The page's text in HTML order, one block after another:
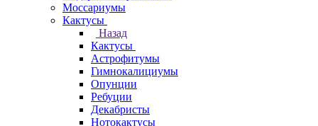
Моссариумы
Кактусы
Назад
Кактусы
Астрофитумы
Гимнокалициумы
Опунции
Ребуции
Декабристы
Нотокактусы